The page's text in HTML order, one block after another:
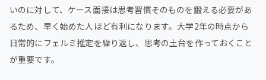
いのに対して、ケース面接は思考習慣そのものを鍛える必要があ
るため、早く始めた人ほど有利になります。大学2年の時点から
日常的にフェルミ推定を繰り返し、思考の土台を作っておくこと
が重要です。